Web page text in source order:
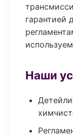
гарантией
Наши